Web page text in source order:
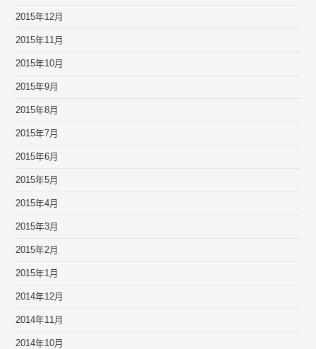
2015年12月
2015年11月
2015年10月
2015年9月
2015年8月
2015年7月
2015年6月
2015年5月
2015年4月
2015年3月
2015年2月
2015年1月
2014年12月
2014年11月
2014年10月